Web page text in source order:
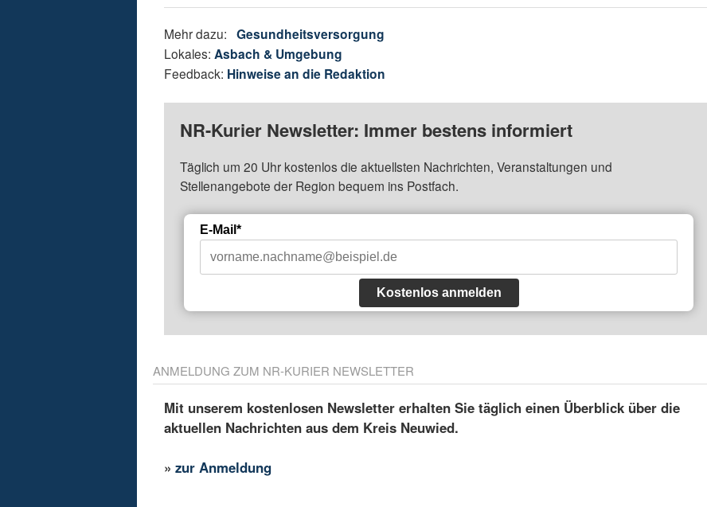
Mehr dazu:Gesundheitsversorgung
Lokales:Asbach & Umgebung
Feedback: Hinweise an die Redaktion
NR-Kurier Newsletter: Immer bestens informiert
Täglich um 20 Uhr kostenlos die aktuellsten Nachrichten, Veranstaltungen und
Stellenangebote der Region bequem ins Postfach.
E-Mail*
Kostenlos anmelden
ANMELDUNG ZUM NR-KURIER NEWSLETTER
Mit unserem kostenlosen Newsletter erhalten Sie täglich einen Überblick über die
aktuellen Nachrichten aus dem Kreis Neuwied.
»zur Anmeldung